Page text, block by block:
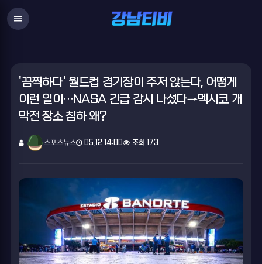
menu
'끔찍하다' 월드컵 경기장이 주저 앉는다, 어떻게
이런 일이…NASA 긴급 감시 나섰다→멕시코 개
막전 장소 침하 왜?
스포츠뉴스 05.12 14:00 조회 173